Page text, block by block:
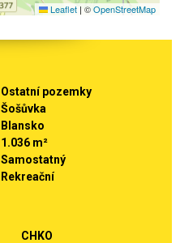
Leaflet | ©OpenStreetMap
Ostatní pozemky
Šošůvka
Blansko
1.036 m²
Samostatný
Rekreační
CHKO